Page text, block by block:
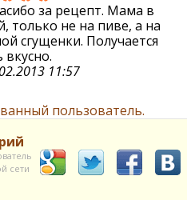
за рецепт. Мама в
только не на пиве, а на
сгущенки. Получается
вкусно.
11:57
пользователь.
сети